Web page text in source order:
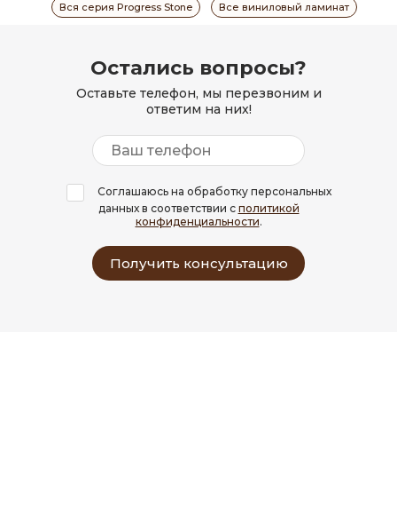
Вся серия Progress Stone Все виниловый ламинат
Остались вопросы?
Оставьте телефон, мы перезвоним и
ответим на них!
Соглашаюсь на обработку персональных
данных в соответствии с политикой
конфиденциальности.
Получить консультацию